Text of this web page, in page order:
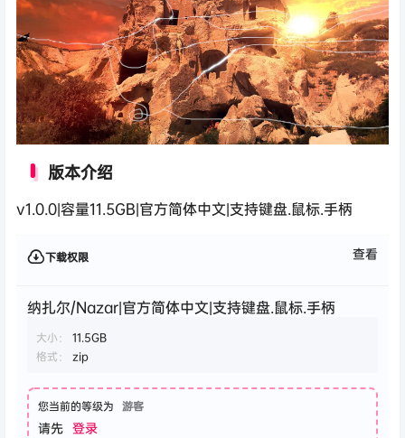
版本介绍
v1.0.0|容量11.5GB|官方简体中文|支持键盘.鼠标.手柄
下载权限 查看
纳扎尔/Nazar|官方简体中文|支持键盘.鼠标.手柄
大小：
11.5GB
格式：
zip
您当前的等级为 游客
请先 登录